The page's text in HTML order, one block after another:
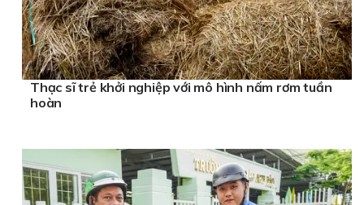
Thạc sĩ trẻ khởi nghiệp với mô hình nấm rơm tuần
hoàn